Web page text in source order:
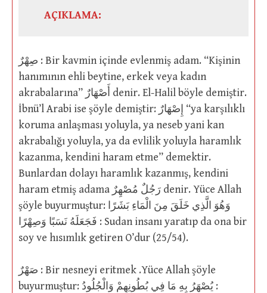
AÇIKLAMA:
صِهْرٌ : Bir kavmin içinde evlenmiş adam. “Kişinin
hanımının ehli beytine, erkek veya kadın
akrabalarına” أَصْهَارٌ denir. El-Halil böyle demiştir.
İbnü’l Arabi ise şöyle demiştir: إِصْهَارٌ “ya karşılıklı
koruma anlaşması yoluyla, ya neseb yani kan
akrabalığı yoluyla, ya da evlilik yoluyla haramlık
kazanma, kendini haram etme” demektir.
Bunlardan dolayı haramlık kazanmış, kendini
haram etmiş adama رَجُلٌ مُصْهِرٌ denir. Yüce Allah
şöyle buyurmuştur: وَهُوَ الَّذِي خَلَقَ مِنَ الْمَاءِ بَشَرًا
فَجَعَلَهُ نَسَبًا وَصِهْرًا : Sudan insanı yaratıp da ona bir
soy ve hısımlık getiren O’dur (25/54).
صَهْرٌ : Bir nesneyi eritmek .Yüce Allah şöyle
buyurmuştur: يُصْهَرُ بِهِ مَا فِي بُطُونِهِمْ وَالْجُلُودُ :